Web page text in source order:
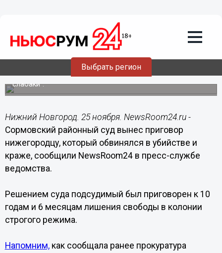
Выбрать регион
Осужден убийца женщины,
оскорбившей русских мужчин как
любовников
Погибшая говорила, что "русские мужчины в постели
слабаки".
Нижний Новгород. 25 ноября. NewsRoom24.ru -
Сормовский районный суд вынес приговор
нижегородцу, который обвинялся в убийстве и
краже, сообщили NewsRoom24 в пресс-службе
ведомства.
Решением суда подсудимый был приговорен к 10
годам и 6 месяцам лишения свободы в колонии
строгого режима.
Напомним,как сообщала ранее прокуратура